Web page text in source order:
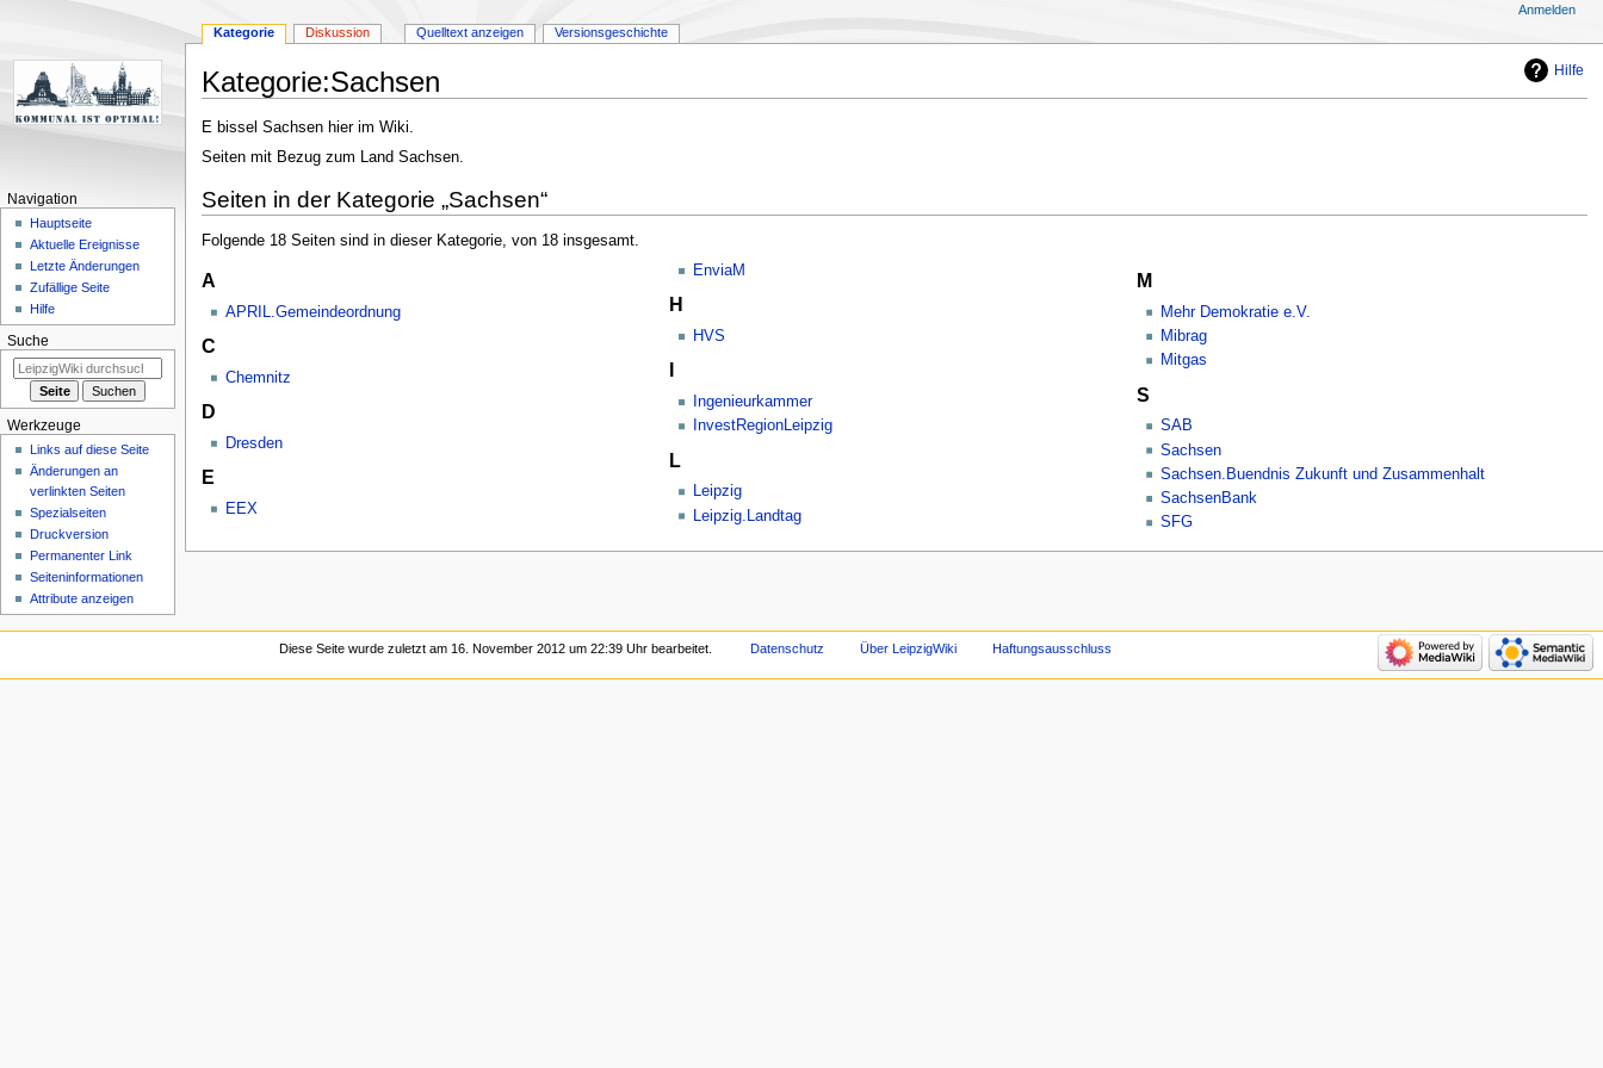
Hilfe
Kategorie:Sachsen
Zur
Navigation
Zur
Suche
E bissel Sachsen hier im Wiki.
Seiten mit Bezug zum Land Sachsen.
Seiten in der Kategorie „Sachsen“
Folgende 18 Seiten sind in dieser Kategorie, von 18 insgesamt.
A
APRIL.Gemeindeordnung
C
Chemnitz
D
Dresden
E
EEX
EnviaM
H
HVS
Ingenieurkammer
InvestRegionLeipzig
L
Leipzig
Leipzig.Landtag
M
Mehr Demokratie e.V.
Mibrag
Mitgas
S
SAB
Sachsen
Sachsen.Buendnis Zukunft und Zusammenhalt
SachsenBank
SFG
Kategorie Diskussion Quelltext anzeigen Versionsgeschichte
Anmelden
Navigation
Hauptseite
Aktuelle Ereignisse
Letzte Änderungen
Zufällige Seite
Hilfe
Suche
Werkzeuge
Links auf diese Seite
Änderungen an
verlinkten Seiten
Spezialseiten
Druckversion
Permanenter Link
Seiten­informationen
Attribute anzeigen
Diese Seite wurde zuletzt am 16. November 2012 um 22:39 Uhr bearbeitet. Datenschutz Über LeipzigWiki Haftungsausschluss